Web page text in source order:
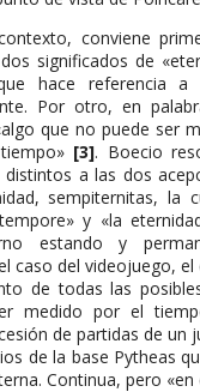
conviene
significados de
hace referencia
Por otro, en
que no puede ser
[3]. Boecio
a las dos
sempiternitas, la
y «la
estando y
caso del videojuego,
de todas las
medido por el
de partidas de un
de la base Pytheas
Continua, pero «en